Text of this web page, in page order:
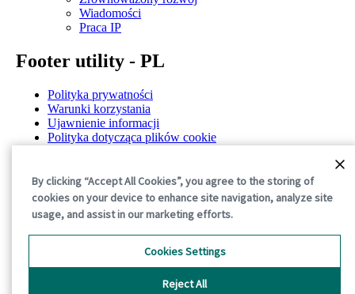
Wiadomości
Praca IP
Footer utility - PL
Polityka prywatności
Warunki korzystania
Ujawnienie informacji
Polityka dotycząca plików cookie
©2026 International Paper. All Rights Reserved.
By clicking “Accept All Cookies”, you agree to the storing of
cookies on your device to enhance site navigation, analyze site
usage, and assist in our marketing efforts.
Reject All
Cookies Settings